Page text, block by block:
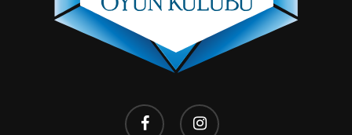
facebook instagram